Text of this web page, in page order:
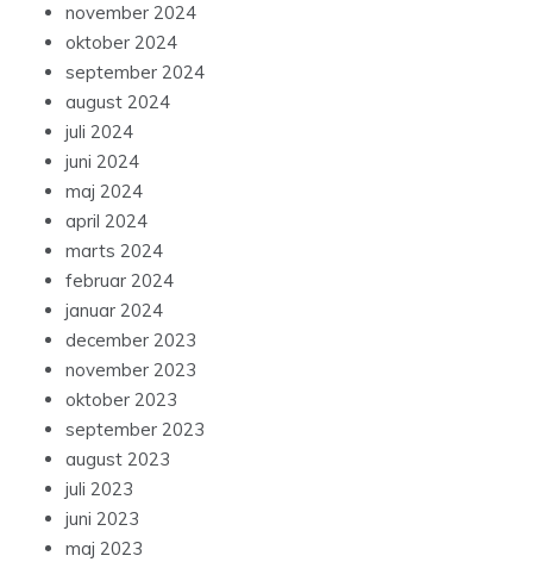
november 2024
oktober 2024
september 2024
august 2024
juli 2024
juni 2024
maj 2024
april 2024
marts 2024
februar 2024
januar 2024
december 2023
november 2023
oktober 2023
september 2023
august 2023
juli 2023
juni 2023
maj 2023